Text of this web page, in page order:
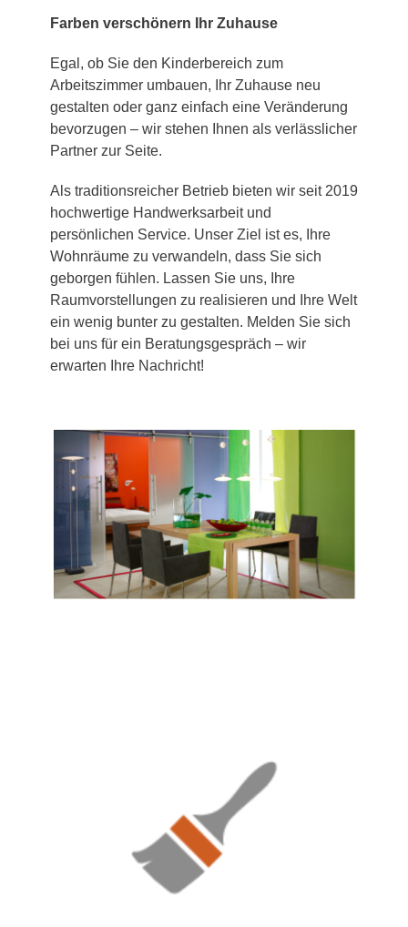
Farben verschönern Ihr Zuhause
Egal, ob Sie den Kinderbereich zum
Arbeitszimmer umbauen, Ihr Zuhause neu
gestalten oder ganz einfach eine Veränderung
bevorzugen – wir stehen Ihnen als verlässlicher
Partner zur Seite.
Als traditionsreicher Betrieb bieten wir seit 2019
hochwertige Handwerksarbeit und
persönlichen Service. Unser Ziel ist es, Ihre
Wohnräume zu verwandeln, dass Sie sich
geborgen fühlen. Lassen Sie uns, Ihre
Raumvorstellungen zu realisieren und Ihre Welt
ein wenig bunter zu gestalten. Melden Sie sich
bei uns für ein Beratungsgespräch – wir
erwarten Ihre Nachricht!